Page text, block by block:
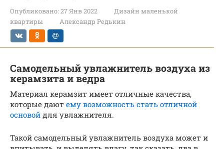
Опубликовано: 27 Янв 2022
Дизайн маленькой
квартиры
Александр Редькин
Самодельный увлажнитель воздуха из
керамзита и ведра
Материал керамзит имеет отличные качества,
которые дают ему возможность стать отличной
основой для увлажнителя.
Такой самодельный увлажнитель воздуха может и